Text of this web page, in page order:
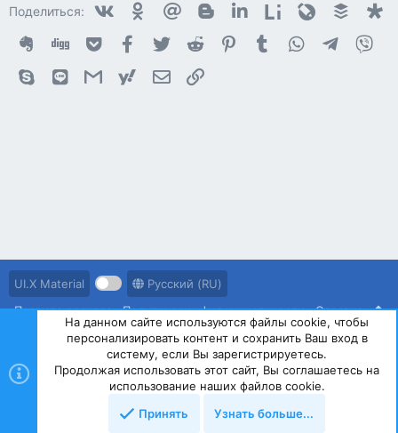
Поделиться: VkontakteOdnoklassniki
Mail.ru Blogger LinkedinLiveinternet
Livejournal
Buffer
EvernoteDigg GetpocketFacebook
Twitter Reddit PinterestTumblr WhatsAppTelegram
Skype Line GmailyahoomailЭлектронная почта
UI.X Material
Русский (RU)
Правила ресурса
Политика конфиденциальности Справка
Community platform by XenForo © 2010-2023 XenForo Ltd.
На данном сайте используются файлы cookie, чтобы
персонализировать контент и сохранить Ваш вход в
систему, если Вы зарегистрируетесь.
Продолжая использовать этот сайт, Вы соглашаетесь на
использование наших файлов cookie.
Принять
Узнать больше...